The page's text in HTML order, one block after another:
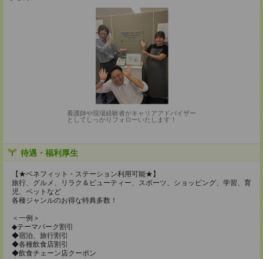
看護師や現場経験者がキャリアアドバイザー
としてしっかりフォローいたします！
待遇・福利厚生
【★ベネフィット・ステーション利用可能★】
旅行、グルメ、リラク＆ビューティー、スポーツ、ショッピング、学習、育
児、ペットなど
各種ジャンルのお得な特典多数！
＜一例＞
◆テーマパーク割引
◆宿泊、旅行割引
◆各種飲食店割引
◆飲食チェーン店クーポン